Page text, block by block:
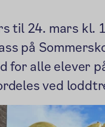
til 24. mars kl.
på
for alle elever
ved